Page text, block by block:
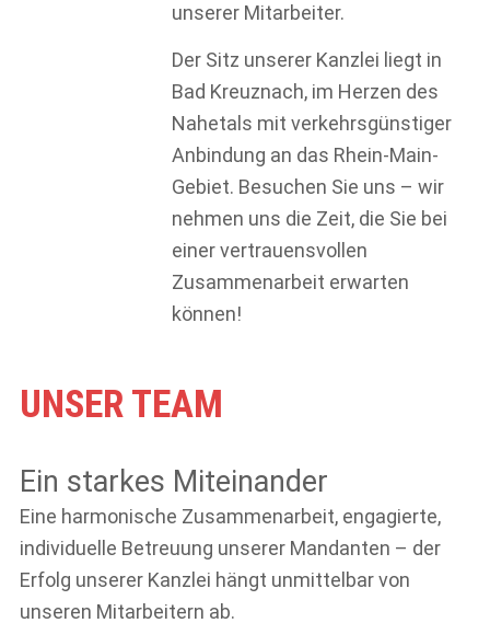
unserer Mitarbeiter.
Der Sitz unserer Kanzlei liegt in
Bad Kreuznach, im Herzen des
Nahetals mit verkehrsgünstiger
Anbindung an das Rhein-Main-
Gebiet. Besuchen Sie uns – wir
nehmen uns die Zeit, die Sie bei
einer vertrauensvollen
Zusammenarbeit erwarten
können!
UNSER TEAM
Ein starkes Miteinander
Eine harmonische Zusammenarbeit, engagierte,
individuelle Betreuung unserer Mandanten – der
Erfolg unserer Kanzlei hängt unmittelbar von
unseren Mitarbeitern ab.